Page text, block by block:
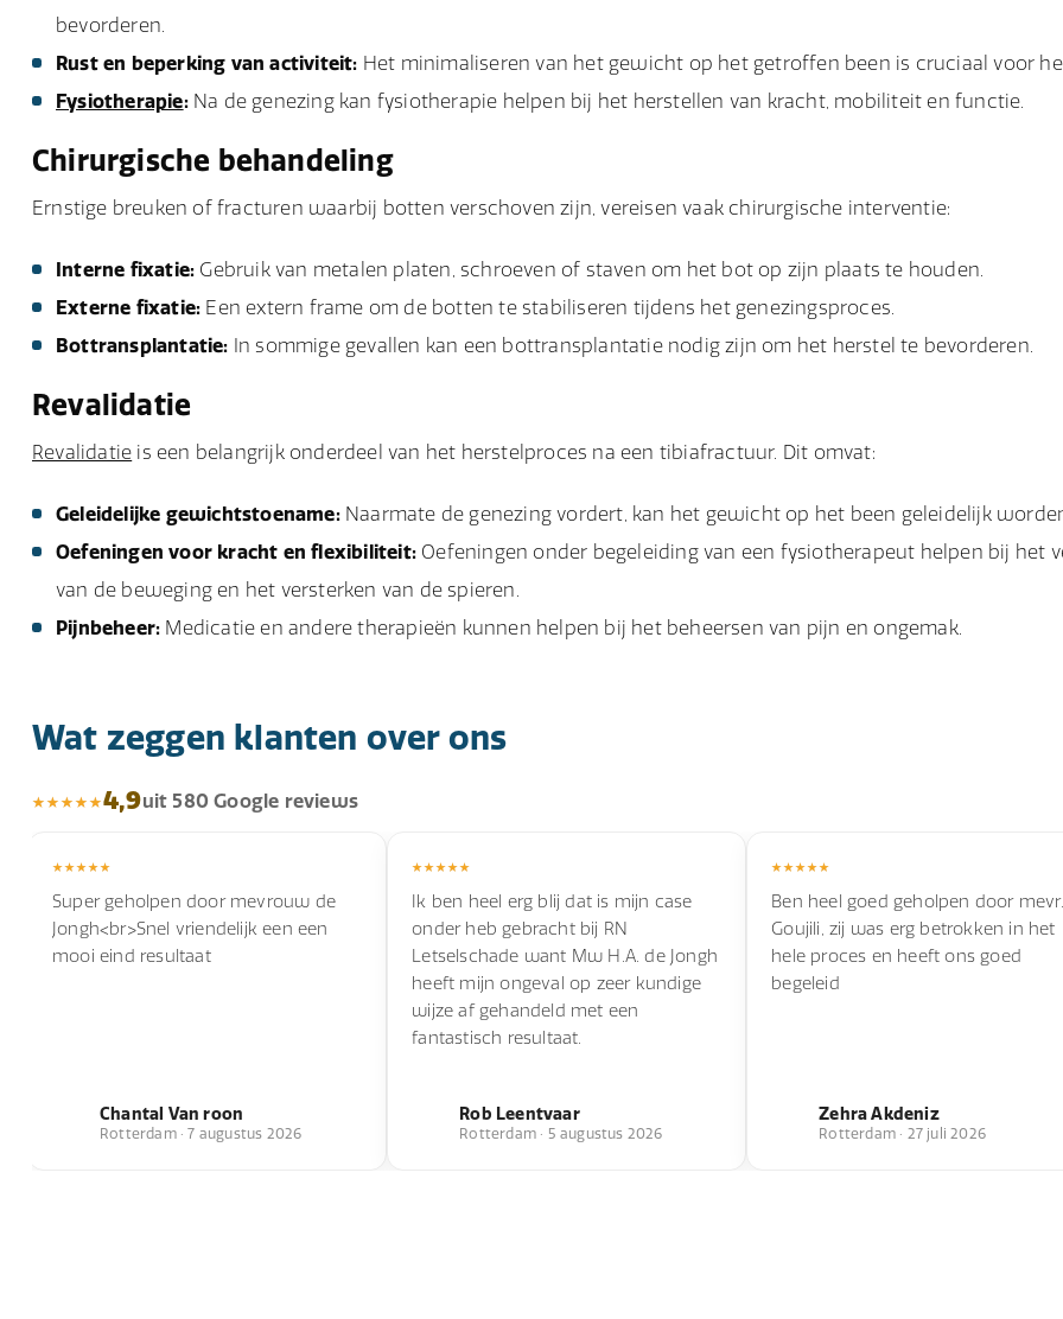
bevorderen.
Rust en beperking van activiteit: Het minimaliseren van het gewicht op het getroffen been is cruciaal voor
Fysiotherapie:Na de genezing kan fysiotherapie helpen bij het herstellen van kracht, mobiliteit en functie.
Chirurgische behandeling
Ernstige breuken of fracturen waarbij botten verschoven zijn, vereisen vaak chirurgische interventie:
Interne fixatie: Gebruik van metalen platen, schroeven of staven om het bot op zijn plaats te houden.
Externe fixatie: Een extern frame om de botten te stabiliseren tijdens het genezingsproces.
Bottransplantatie: In sommige gevallen kan een bottransplantatie nodig zijn om het herstel te bevorderen.
Revalidatie
Revalidatie is een belangrijk onderdeel van het herstelproces na een tibiafractuur. Dit omvat:
Geleidelijke gewichtstoename:Naarmate de genezing vordert, kan het gewicht op het been geleidelijk
Oefeningen voor kracht en flexibiliteit: Oefeningen onder begeleiding van een fysiotherapeut helpen bij het
van de beweging en het versterken van de spieren.
Pijnbeheer: Medicatie en andere therapieën kunnen helpen bij het beheersen van pijn en ongemak.
Wat zeggen klanten over ons
4,9uit 580 Google reviews
Super geholpen door mevrouw de
Jongh<br>Snel vriendelijk een een
mooi eind resultaat
Chantal Van roon
Rotterdam · 7 augustus 2026
Ik ben heel erg blij dat is mijn case
onder heb gebracht bij RN
Letselschade want Mw H.A. de Jongh
heeft mijn ongeval op zeer kundige
wijze af gehandeld met een
fantastisch resultaat.
Rob Leentvaar
Rotterdam · 5 augustus 2026
Ben heel goed geholpen door mevr.
Goujili, zij was erg betrokken in het
hele proces en heeft ons goed
begeleid
Zehra Akdeniz
Rotterdam · 27 juli 2026